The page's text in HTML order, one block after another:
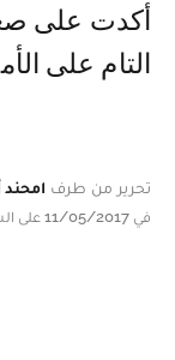
أكدت على
التام على
تحرير من طرف امحند
في 11/05/2017 على الساعة 21:00